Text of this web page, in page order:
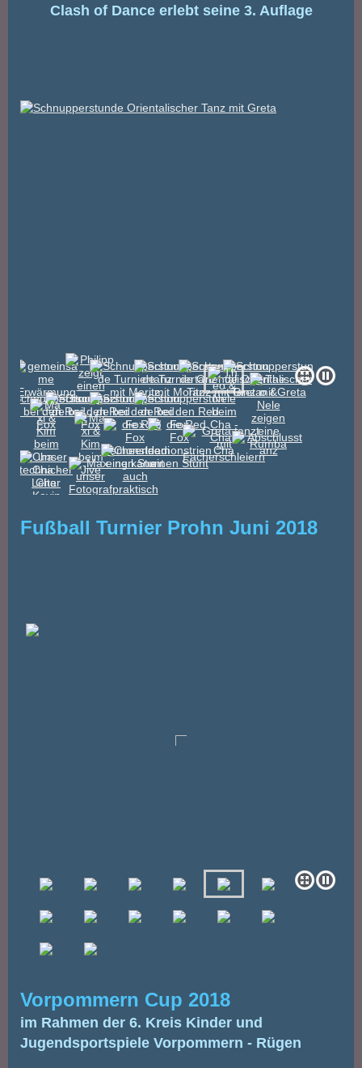
Clash of Dance erlebt seine 3. Auflage
Fußball Turnier Prohn Juni 2018
Vorpommern Cup 2018
im Rahmen der 6. Kreis Kinder und
Jugendsportspiele Vorpommern - Rügen